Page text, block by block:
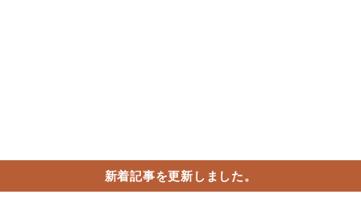
新着記事を更新しました。